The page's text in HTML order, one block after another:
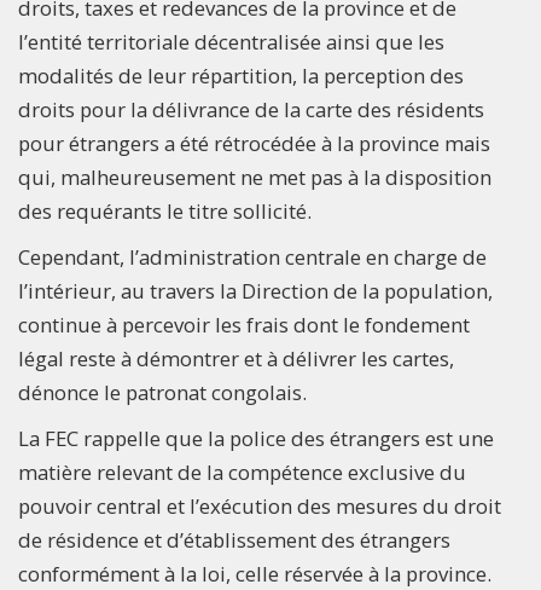
droits, taxes et redevances de la province et de
l’entité territoriale décentralisée ainsi que les
modalités de leur répartition, la perception des
droits pour la délivrance de la carte des résidents
pour étrangers a été rétrocédée à la province mais
qui, malheureusement ne met pas à la disposition
des requérants le titre sollicité.
Cependant, l’administration centrale en charge de
l’intérieur, au travers la Direction de la population,
continue à percevoir les frais dont le fondement
légal reste à démontrer et à délivrer les cartes,
dénonce le patronat congolais.
La FEC rappelle que la police des étrangers est une
matière relevant de la compétence exclusive du
pouvoir central et l’exécution des mesures du droit
de résidence et d’établissement des étrangers
conformément à la loi, celle réservée à la province.